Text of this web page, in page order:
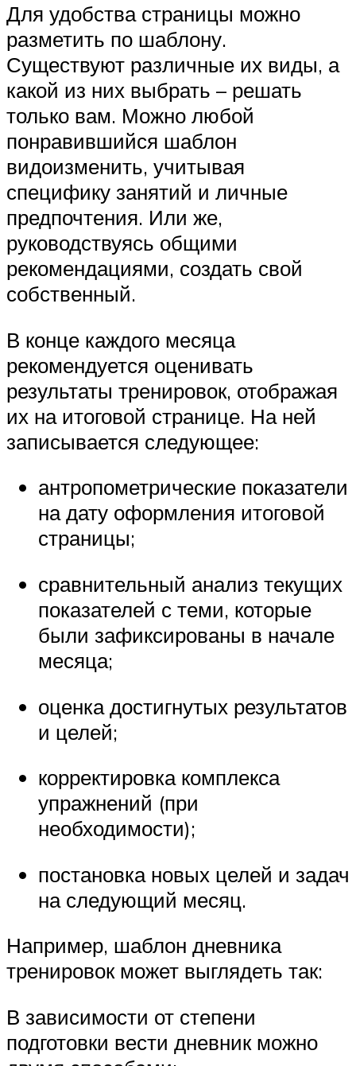
Для удобства страницы можно
разметить по шаблону.
Существуют различные их виды, а
какой из них выбрать – решать
только вам. Можно любой
понравившийся шаблон
видоизменить, учитывая
специфику занятий и личные
предпочтения. Или же,
руководствуясь общими
рекомендациями, создать свой
собственный.
В конце каждого месяца
рекомендуется оценивать
результаты тренировок, отображая
их на итоговой странице. На ней
записывается следующее:
антропометрические показатели
на дату оформления итоговой
страницы;
сравнительный анализ текущих
показателей с теми, которые
были зафиксированы в начале
месяца;
оценка достигнутых результатов
и целей;
корректировка комплекса
упражнений (при
необходимости);
постановка новых целей и задач
на следующий месяц.
Например, шаблон дневника
тренировок может выглядеть так:
В зависимости от степени
подготовки вести дневник можно